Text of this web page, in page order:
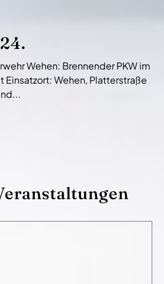
Wehen: Brennender PKW im
Wehen, Platterstraße